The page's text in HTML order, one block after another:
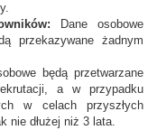
Dane osobowe
przekazywane żadnym
będą przetwarzane
a w przypadku
w celach przyszłych
nie dłużej niż 3 lata.